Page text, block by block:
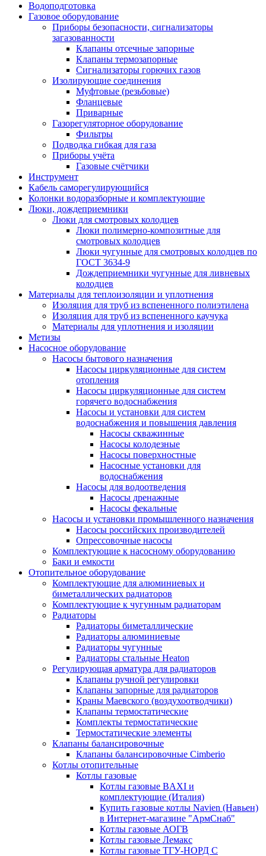
Водоподготовка
Газовое оборудование
Приборы безопасности, сигнализаторы
загазованности
Клапаны отсечные запорные
Клапаны термозапорные
Сигнализаторы горючих газов
Изолирующие соединения
Муфтовые (резьбовые)
Фланцевые
Приварные
Газорегуляторное оборудование
Фильтры
Подводка гибкая для газа
Приборы учёта
Газовые счётчики
Инструмент
Кабель саморегулирующийся
Колонки водоразборные и комплектующие
Люки, дождеприемники
Люки для смотровых колодцев
Люки полимерно-композитные для
смотровых колодцев
Люки чугунные для смотровых колодцев по
ГОСТ 3634-9
Дождеприемники чугунные для ливневых
колодцев
Материалы для теплоизоляции и уплотнения
Изоляция для труб из вспененного полиэтилена
Изоляция для труб из вспененного каучука
Материалы для уплотнения и изоляции
Метизы
Насосное оборудование
Насосы бытового назначения
Насосы циркуляционные для систем
отопления
Насосы циркуляционные для систем
горячего водоснабжения
Насосы и установки для систем
водоснабжения и повышения давления
Насосы скважинные
Насосы колодезные
Насосы поверхностные
Насосные установки для
водоснабжения
Насосы для водоотведения
Насосы дренажные
Насосы фекальные
Насосы и установки промышленного назначения
Насосы российских производителей
Опрессовочные насосы
Комплектующие к насосному оборудованию
Баки и емкости
Отопительное оборудование
Комплектующие для алюминиевых и
биметаллических радиаторов
Комплектующие к чугунным радиаторам
Радиаторы
Радиаторы биметаллические
Радиаторы алюминиевые
Радиаторы чугунные
Радиаторы стальные Heaton
Регулирующая арматура для радиаторов
Клапаны ручной регулировки
Клапаны запорные для радиаторов
Краны Маевского (воздухоотводчики)
Клапаны термостатические
Комплекты термостатические
Термостатические элементы
Клапаны балансировочные
Клапаны балансировочные Cimberio
Котлы отопительные
Котлы газовые
Котлы газовые BAXI и
комплектующие (Италия)
Купить газовые котлы Navien (Навьен)
в Интернет-магазине "АрмСнаб"
Котлы газовые АОГВ
Котлы газовые Лемакс
Котлы газовые ТГУ-НОРД С